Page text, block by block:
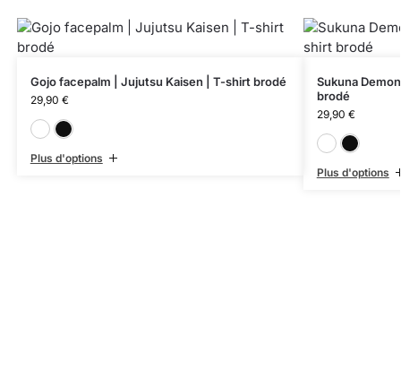
Gojo facepalm | Jujutsu Kaisen | T-shirt brodé
29,90 €
Plus d'options
Sukuna
brodé
29,90 €
Plus d'options